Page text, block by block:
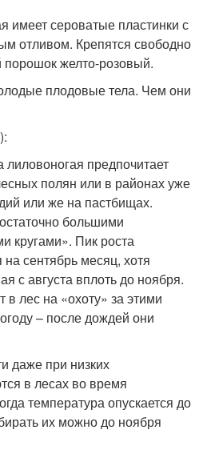
имеет сероватые пластинки с
отливом. Крепятся свободно
желто-розовый.
плодовые тела. Чем они
лиловоногая предпочитает
полян или в районах уже
или же на пастбищах.
большими
кругами». Пик роста
сентябрь месяц, хотя
с августа вплоть до ноября.
лес на «охоту» за этими
– после дождей они
даже при низких
в лесах во время
температура опускается до
их можно до ноября